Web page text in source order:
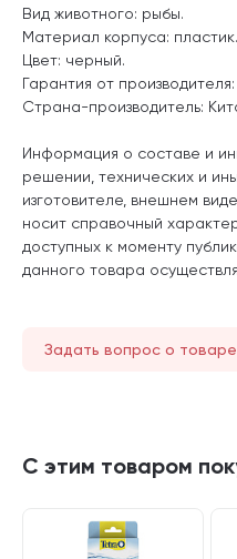
Вид животного: рыбы.
Материал корпуса: пластик.
Цвет: черный.
Гарантия от производителя:
Страна-производитель:
Информация о составе и
решении, технических и
изготовителе, внешнем
носит справочный
доступных к моменту
данного товара
Задать вопрос о товаре
С этим товаром